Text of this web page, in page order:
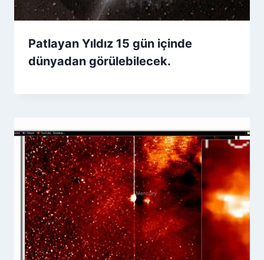
Patlayan Yıldız 15 gün içinde
dünyadan görülebilecek.